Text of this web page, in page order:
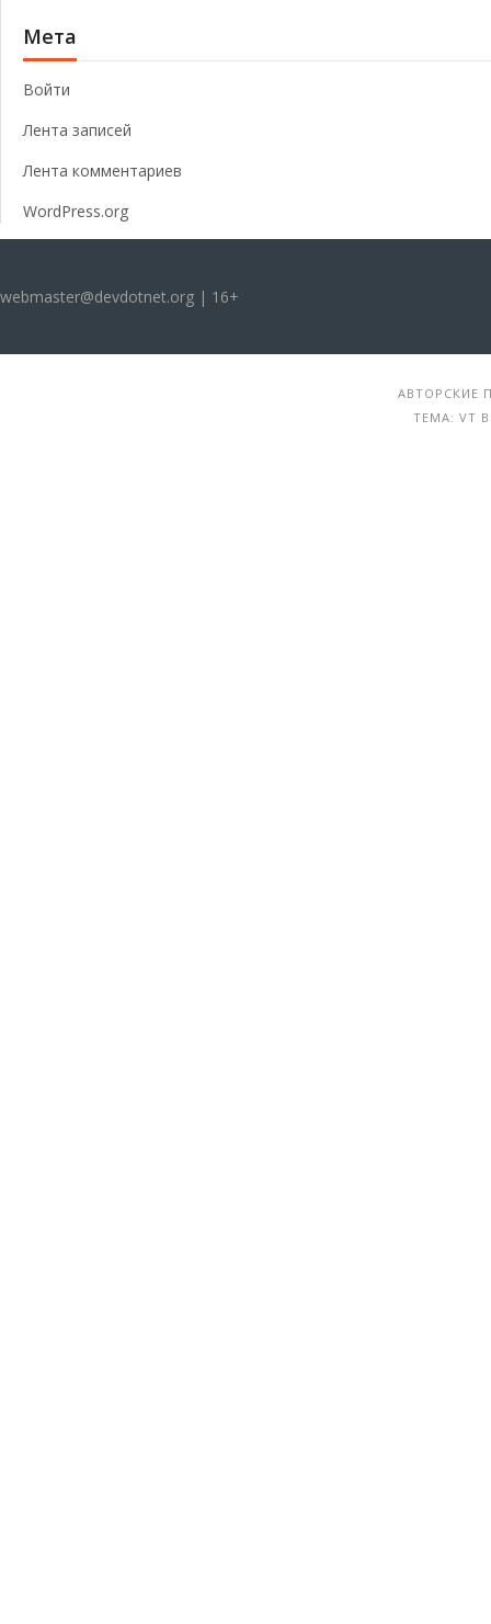
Мета
Войти
Лента записей
Лента комментариев
WordPress.org
webmaster@devdotnet.org | 16+
АВТОРСКИЕ
ТЕМА: VT